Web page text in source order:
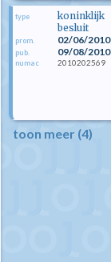
type
koninklijk
besluit
prom. 02/06/2010
pub. 09/08/2010
numac 2010202569
toon meer (4)